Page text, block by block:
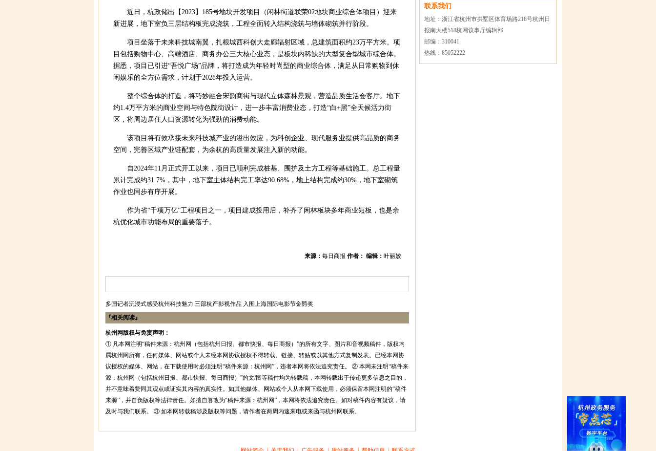
近日，杭政储出【2023】185号地块开发项目（闲林街道联荣02地块商业综合体项目）迎来
新进展，地下室负三层结构板完成浇筑，工程全面转入结构浇筑与墙体砌筑并行阶段。
项目坐落于未来科技城南翼，扎根城西科创大走廊辐射区域，总建筑面积约23万平方米。项
目包括购物中心、高端酒店、商务办公三大核心业态，是板块内稀缺的大型复合型城市综合体。
据悉，项目已引进“吾悦广场”品牌，将打造成为年轻时尚型的商业综合体，满足从日常购物到休
闲娱乐的全方位需求，计划于2028年投入运营。
整个综合体的打造，将巧妙融合宋韵商街与现代立体森林景观，营造品质生活会客厅。地下
约1.4万平方米的商业空间与特色院街设计，进一步丰富消费业态，打造“白+黑”全天候活力街
区，将周边居住人口资源转化为强劲的消费动能。
该项目将有效承接未来科技城产业的溢出效应，为科创企业、现代服务业提供高品质的商务
空间，完善区域产业链配套，为余杭的高质量发展注入新的动能。
自2024年11月正式开工以来，项目已顺利完成桩基、围护及土方工程等基础施工。总工程量
累计完成约31.7%，其中，地下室主体结构完工率达90.68%，地上结构完成约30%，地下室砌筑
作业也同步有序开展。
作为省“千项万亿”工程项目之一，项目建成投用后，补齐了闲林板块多年商业短板，也是余
杭优化城市功能布局的重要落子。
来源： 每日商报 作者： 编辑： 叶丽姣
多国记者沉浸式感受杭州科技魅力 三部杭产影视作品 入围上海国际电影节金爵奖
『相关阅读』
杭州网版权与免责声明：
① 凡本网注明“稿件来源：杭州网（包括杭州日报、都市快报、每日商报）”的所有文字、图片和音视频稿件，版权均
属杭州网所有，任何媒体、网站或个人未经本网协议授权不得转载、链接、转贴或以其他方式复制发表。已经本网协
议授权的媒体、网站，在下载使用时必须注明“稿件来源：杭州网”，违者本网将依法追究责任。 ② 本网未注明“稿件来
源：杭州网（包括杭州日报、都市快报、每日商报）”的文/图等稿件均为转载稿，本网转载出于传递更多信息之目的，
并不意味着赞同其观点或证实其内容的真实性。如其他媒体、网站或个人从本网下载使用，必须保留本网注明的“稿件
来源”，并自负版权等法律责任。如擅自篡改为“稿件来源：杭州网”，本网将依法追究责任。如对稿件内容有疑议，请
及时与我们联系。 ③ 如本网转载稿涉及版权等问题，请作者在两周内速来电或来函与杭州网联系。
联系我们
地址：浙江省杭州市拱墅区体育场路218号杭州日
报南大楼518杭网议事厅编辑部
邮编：310041
热线：85052222